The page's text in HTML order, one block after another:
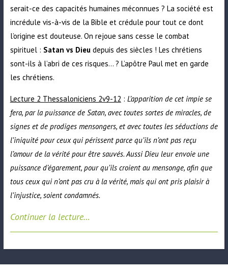
serait-ce des capacités humaines méconnues ? La société est
incrédule vis-à-vis de la Bible et crédule pour tout ce dont
l’origine est douteuse. On rejoue sans cesse le combat
spirituel : Satan vs Dieu depuis des siècles ! Les chrétiens
sont-ils à l’abri de ces risques… ? L’apôtre Paul met en garde
les chrétiens.
Lecture 2 Thessaloniciens 2v9-12 : L’apparition de cet impie se
fera, par la puissance de Satan, avec toutes sortes de miracles, de
signes et de prodiges mensongers, et avec toutes les séductions de
l’iniquité pour ceux qui périssent parce qu’ils n’ont pas reçu
l’amour de la vérité pour être sauvés. Aussi Dieu leur envoie une
puissance d’égarement, pour qu’ils croient au mensonge, afin que
tous ceux qui n’ont pas cru à la vérité, mais qui ont pris plaisir à
l’injustice, soient condamnés.
Continuer la lecture…